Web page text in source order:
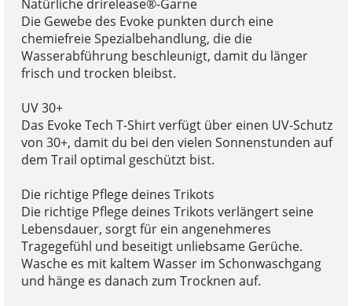
Natürliche drirelease®-Garne
Die Gewebe des Evoke punkten durch eine
chemiefreie Spezialbehandlung, die die
Wasserabführung beschleunigt, damit du länger
frisch und trocken bleibst.
UV 30+
Das Evoke Tech T-Shirt verfügt über einen UV-Schutz
von 30+, damit du bei den vielen Sonnenstunden auf
dem Trail optimal geschützt bist.
Die richtige Pflege deines Trikots
Die richtige Pflege deines Trikots verlängert seine
Lebensdauer, sorgt für ein angenehmeres
Tragegefühl und beseitigt unliebsame Gerüche.
Wasche es mit kaltem Wasser im Schonwaschgang
und hänge es danach zum Trocknen auf.